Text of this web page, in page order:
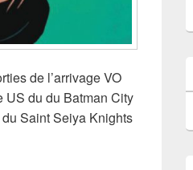
de l’arrivage VO
US du du Batman City
Saint Seiya Knights
du 11 Octobre 2023 !!!